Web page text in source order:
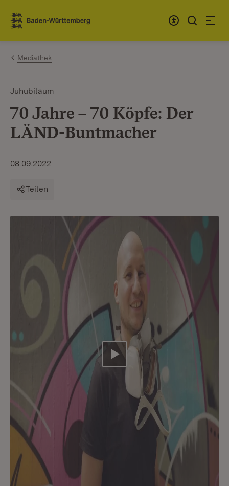
Zum Inhalt springen
Link zur Startseite
Mediathek
Juhubiläum
70 Jahre – 70 Köpfe: Der
LÄND-Buntmacher
08.09.2022
Teilen
Video abspielen